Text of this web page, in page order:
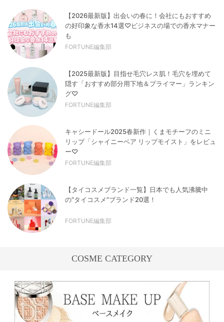
【2026最新版】出会いの春に！会社にもおすすめ
の好印象な香水14選♡ビジネスの場での香水マナー
も
FORTUNE編集部
【2025最新版】目指せ毛穴レス肌！毛穴を埋めて
隠す「おすすめ部分用下地＆プライマー」ランキン
グ♡
FORTUNE編集部
キャシードール2025春新作｜くまモチーフのミニ
リップ「シャイニーベア リップモイスト」をレビュ
ー♡
FORTUNE編集部
【タイコスメブランド一覧】日本でも人気沸騰中
の“タイコスメ”ブランド20選！
FORTUNE編集部
COSME CATEGORY